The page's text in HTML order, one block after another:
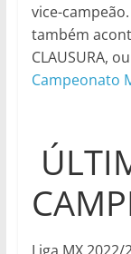
vice-
também
CLAUSURA,
Campeonato